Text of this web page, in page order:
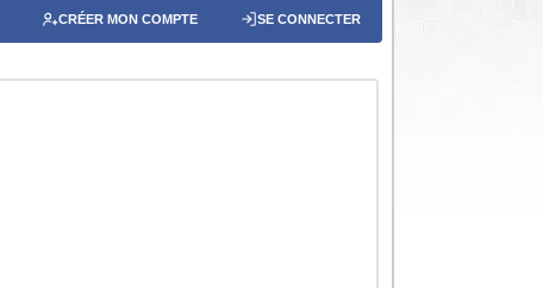
CRÉER MON COMPTE SE CONNECTER